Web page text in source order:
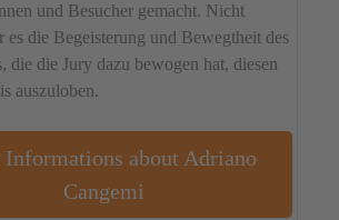
und Besucher gemacht. Nicht
es die Begeisterung und Bewegtheit des
die die Jury dazu bewogen hat, diesen
auszuloben.
Informations about Adriano
Cangemi